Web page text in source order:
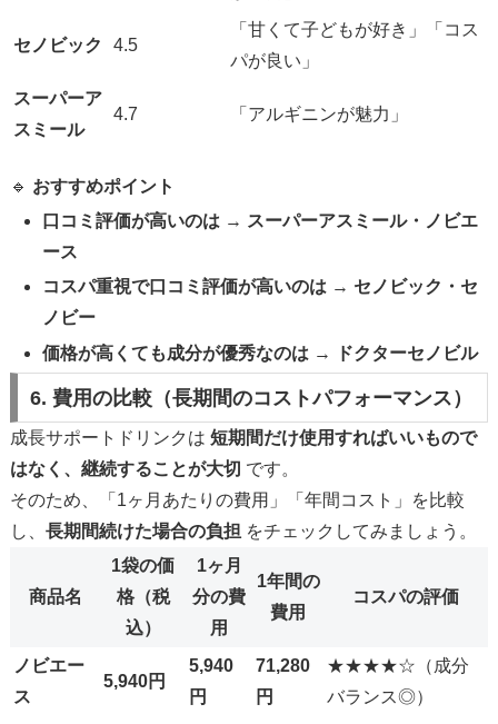
セノビック 4.5
「甘くて子どもが好き」「コス
パが良い」
スーパーア
スミール
4.7 「アルギニンが魅力」
🔹 おすすめポイント
口コミ評価が高いのは → スーパーアスミール・ノビエ
ース
コスパ重視で口コミ評価が高いのは → セノビック・セ
ノビー
価格が高くても成分が優秀なのは → ドクターセノビル
6. 費用の比較（長期間のコストパフォーマンス）
成長サポートドリンクは 短期間だけ使用すればいいもので
はなく、継続することが大切 です。
そのため、「1ヶ月あたりの費用」「年間コスト」を比較
し、 長期間続けた場合の負担 をチェックしてみましょう。
商品名
1袋の価
格（税
込）
1ヶ月
分の費
用
1年間の
費用
コスパの評価
ノビエー
ス
5,940円
5,940
円
71,280
円
★★★★☆（成分
バランス◎）